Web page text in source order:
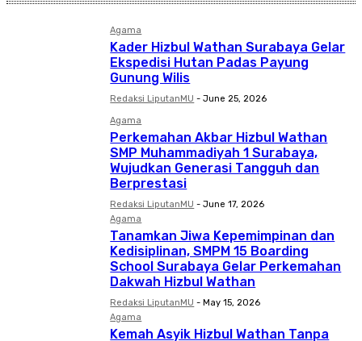
Agama
Kader Hizbul Wathan Surabaya Gelar
Ekspedisi Hutan Padas Payung
Gunung Wilis
Redaksi LiputanMU - June 25, 2026
Agama
Perkemahan Akbar Hizbul Wathan
SMP Muhammadiyah 1 Surabaya,
Wujudkan Generasi Tangguh dan
Berprestasi
Redaksi LiputanMU - June 17, 2026
Agama
Tanamkan Jiwa Kepemimpinan dan
Kedisiplinan, SMPM 15 Boarding
School Surabaya Gelar Perkemahan
Dakwah Hizbul Wathan
Redaksi LiputanMU - May 15, 2026
Agama
Kemah Asyik Hizbul Wathan Tanpa